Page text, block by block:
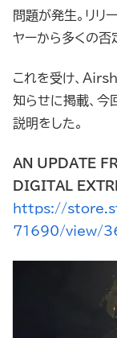
問題が発生。リリ
ヤーから多くの否
これを受け、
知らせに掲載、今
説明をした。
AN UPDATE
DIGITAL
https://
71690/view/